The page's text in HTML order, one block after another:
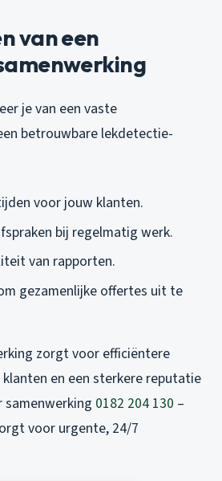
van een
je van een vaste
betrouwbare lekdetectie-
voor jouw klanten.
bij regelmatig werk.
van rapporten.
gezamenlijke offertes uit te
zorgt voor efficiëntere
en een sterkere reputatie
samenwerking 0182 204 130 –
voor urgente, 24/7